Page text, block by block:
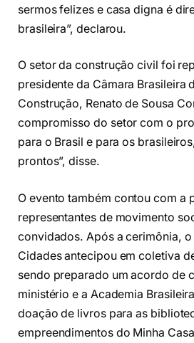
sermos felizes e casa digna é
brasileira”, declarou.
O setor da construção civil foi
presidente da Câmara Brasileira
Construção, Renato de Sousa
compromisso do setor com o
para o Brasil e para os
prontos”, disse.
O evento também contou com a
representantes de movimento
convidados. Após a cerimônia,
Cidades antecipou em coletiva
sendo preparado um acordo de
ministério e a Academia
doação de livros para as
empreendimentos do Minha